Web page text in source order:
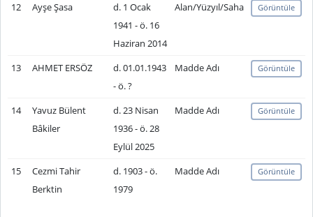
12 Ayşe Şasa
d. 1 Ocak
1941 - ö. 16
Haziran 2014
Alan/Yüzyıl/Saha Görüntüle
13 AHMET ERSÖZ
d. 01.01.1943
- ö. ?
Madde Adı Görüntüle
14
Yavuz Bülent
Bâkiler
d. 23 Nisan
1936 - ö. 28
Eylül 2025
Madde Adı Görüntüle
15
Cezmi Tahir
Berktin
d. 1903 - ö.
1979
Madde Adı Görüntüle